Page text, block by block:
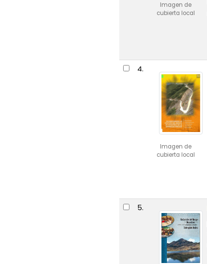
Imagen de
cubierta local
4.
Imagen de
cubierta local
5.